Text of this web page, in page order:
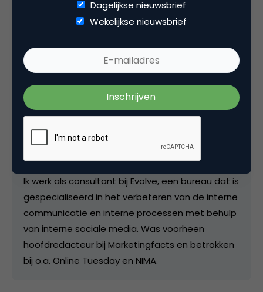
Deel dit artikel
Kopieer link
Bram Koster
Senior consultant bijEvolve
Ik werk als consultant bij Evolve, een bureau dat is
gespecialiseerd in het verbeteren van de interne
communicatie en interne processen met behulp
van interne sociale media. Was voorheen
hoofdredacteur bij Marketingfacts en betrokken
bij o.a. Online Tuesday en NIMA.
Dagelijkse nieuwsbrief
Wekelijkse nieuwsbrief